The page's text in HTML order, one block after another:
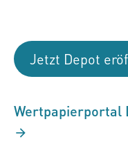
Jetzt Depot
Wertpapierportal